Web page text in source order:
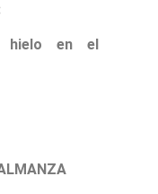
hielo en el